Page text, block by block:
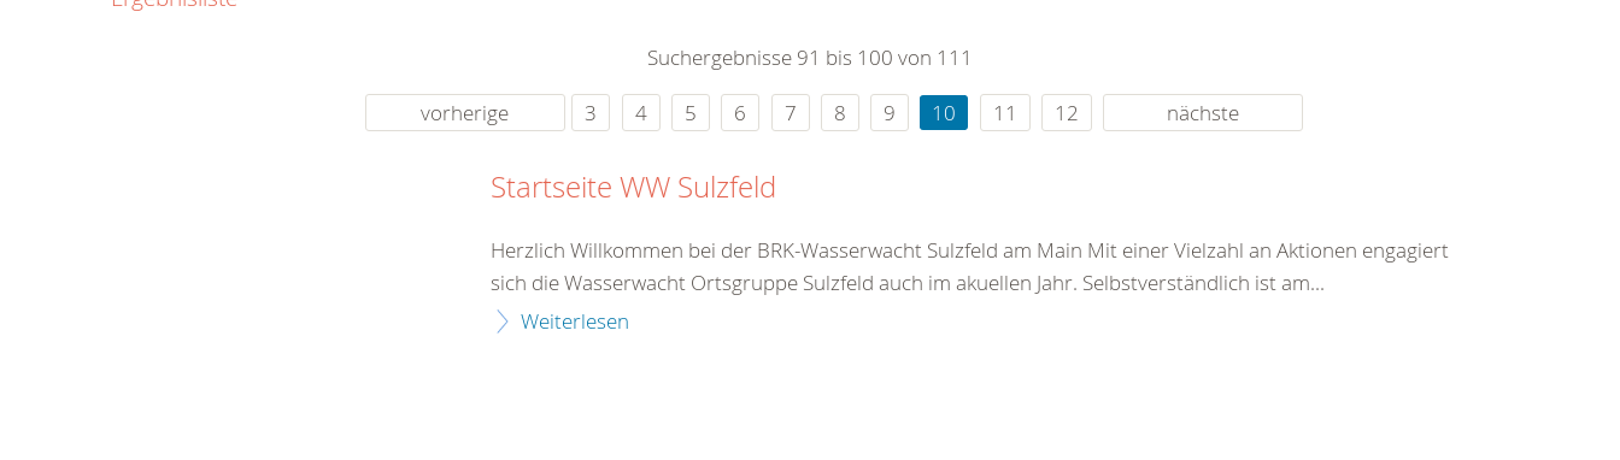
rund um die Uhr
Suchergebnisse 91 bis 100 von 111
vorherige
3 4 5 6 7 8 9 10 11 12 nächste
Startseite WW Sulzfeld
Herzlich Willkommen bei der BRK-Wasserwacht Sulzfeld am Main Mit einer Vielzahl an Aktionen engagiert
sich die Wasserwacht Ortsgruppe Sulzfeld auch im akuellen Jahr. Selbstverständlich ist am...
Weiterlesen